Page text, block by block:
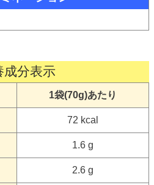
成分表示
1袋(70g)あたり
72 kcal
1.6 g
2.6 g